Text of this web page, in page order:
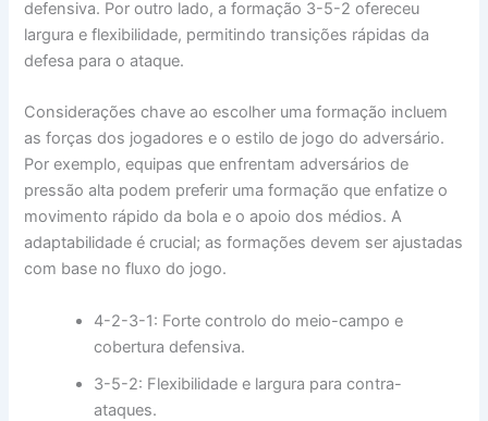
defensiva. Por outro lado, a formação 3-5-2 ofereceu
largura e flexibilidade, permitindo transições rápidas da
defesa para o ataque.
Considerações chave ao escolher uma formação incluem
as forças dos jogadores e o estilo de jogo do adversário.
Por exemplo, equipas que enfrentam adversários de
pressão alta podem preferir uma formação que enfatize o
movimento rápido da bola e o apoio dos médios. A
adaptabilidade é crucial; as formações devem ser ajustadas
com base no fluxo do jogo.
4-2-3-1: Forte controlo do meio-campo e
cobertura defensiva.
3-5-2: Flexibilidade e largura para contra-
ataques.